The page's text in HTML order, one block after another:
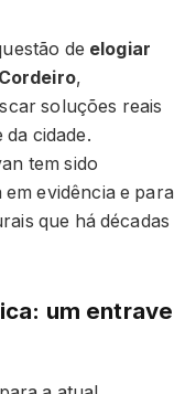
de elogiar
,
soluções reais
cidade.
tem sido
evidência e para
que há décadas
um entrave